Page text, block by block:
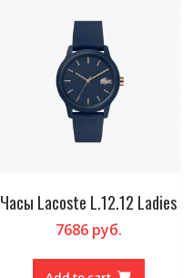
Часы Lacoste L.12.12 Ladies
7686руб.